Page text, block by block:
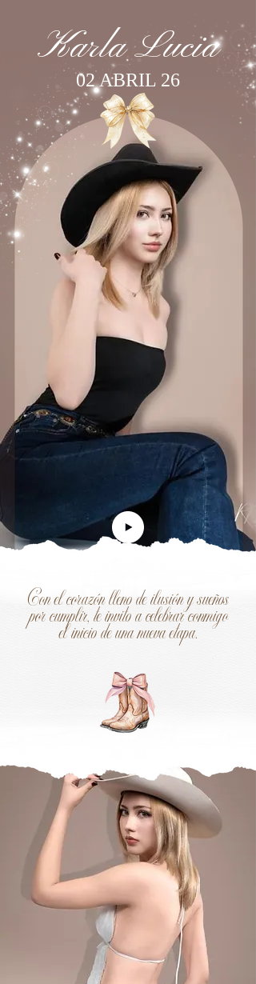
Karla Lucia
02 ABRIL 26
Con el corazón lleno de ilusión y sueños
por cumplir, te invito a celebrar conmigo
el inicio de una nueva etapa.